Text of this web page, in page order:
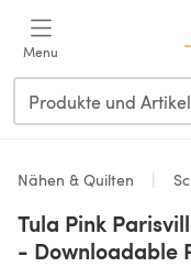
Menu
Nähen & Quilten
Tula Pink
- Downloadable